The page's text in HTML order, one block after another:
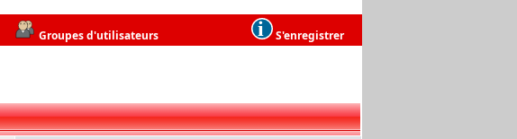
Groupes d'utilisateurs S'enregistrer